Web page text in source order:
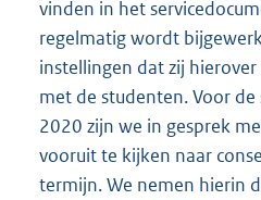
vinden in het
regelmatig wordt
instellingen dat zij
met de studenten. Voor
2020 zijn we in gesprek
vooruit te kijken naar
termijn. We nemen hierin